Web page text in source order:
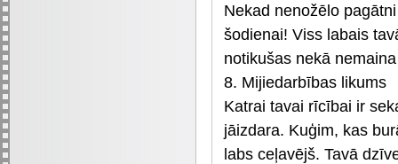
Nekad nenožēlo
šodienai! Viss labais
notikušas nekā
8. Mijiedarbības likums
Katrai tavai rīcībai ir
jāizdara. Kuģim, kas
labs ceļavējš. Tavā